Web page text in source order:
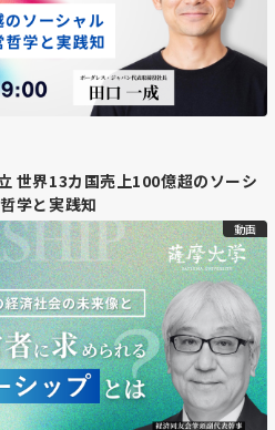
世界13カ国売上100億超のソーシ
学と実践知
動画